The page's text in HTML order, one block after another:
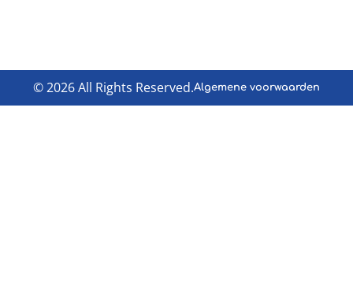
© 2026 All Rights Reserved.Algemene voorwaarden